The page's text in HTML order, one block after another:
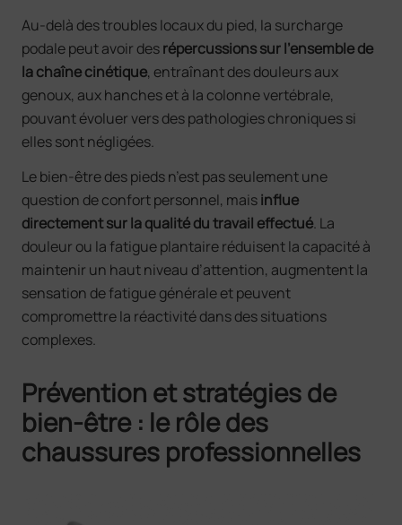
Au-delà des troubles locaux du pied, la surcharge
podale peut avoir desrépercussions sur l’ensemble de
la chaîne cinétique, entraînant des douleurs aux
genoux, aux hanches et à la colonne vertébrale,
pouvant évoluer vers des pathologies chroniques si
elles sont négligées.
Le bien-être des pieds n’est pas seulement une
question de confort personnel, maisinflue
directement sur la qualité du travail effectué. La
douleur ou la fatigue plantaire réduisent la capacité à
maintenir un haut niveau d’attention, augmentent la
sensation de fatigue générale et peuvent
compromettre la réactivité dans des situations
complexes.
Prévention et stratégies de
bien-être : le rôle des
chaussures professionnelles